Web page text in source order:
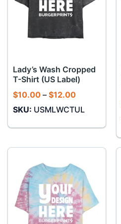
Lady’s Wash Cropped
T-Shirt (US Label)
$10.00 – $12.00Khoảng
từ
đến
SKU: USMLWCTUL